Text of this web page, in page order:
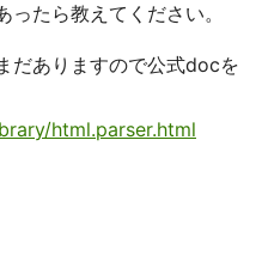
たら教えてください。
だありますので公式docを
html.parser.html